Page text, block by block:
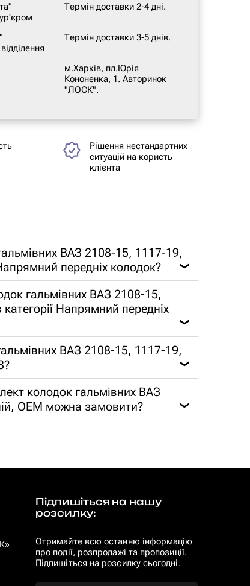
Термін доставки 2-4 дні.
Термін доставки 3-5 днів.
м.Харків, пл.Юрія
Кононенка, 1. Авторинок
"ЛОСК".
Рішення нестандартних
ситуацій на користь
клієнта
ВАЗ 2108-15, 1117-19,
передніх колодок?
❯
гальмівних ВАЗ 2108-15,
Напрямний передніх
❯
ВАЗ 2108-15, 1117-19,
❯
колодок гальмівних ВАЗ
OEM можна замовити?
❯
Підпишіться на нашу
розсилку:
Отримайте всю останню інформацію
про події, розпродажі та пропозиції.
Підпишіться на розсилку сьогодні.